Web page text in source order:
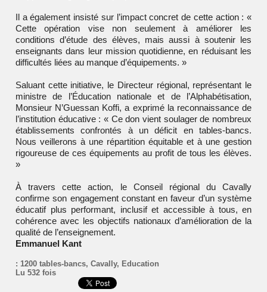
Il a également insisté sur l’impact concret de cette action : «
Cette opération vise non seulement à améliorer les
conditions d’étude des élèves, mais aussi à soutenir les
enseignants dans leur mission quotidienne, en réduisant les
difficultés liées au manque d’équipements. »
Saluant cette initiative, le Directeur régional, représentant le
ministre de l’Éducation nationale et de l’Alphabétisation,
Monsieur N’Guessan Koffi, a exprimé la reconnaissance de
l’institution éducative : « Ce don vient soulager de nombreux
établissements confrontés à un déficit en tables-bancs.
Nous veillerons à une répartition équitable et à une gestion
rigoureuse de ces équipements au profit de tous les élèves.
»
À travers cette action, le Conseil régional du Cavally
confirme son engagement constant en faveur d’un système
éducatif plus performant, inclusif et accessible à tous, en
cohérence avec les objectifs nationaux d’amélioration de la
qualité de l’enseignement.
Emmanuel Kant
: 1200 tables-bancs, Cavally, Education
Lu 532 fois